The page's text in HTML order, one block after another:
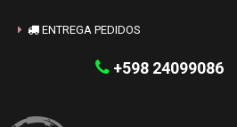
ENTREGA PEDIDOS
+598 24099086